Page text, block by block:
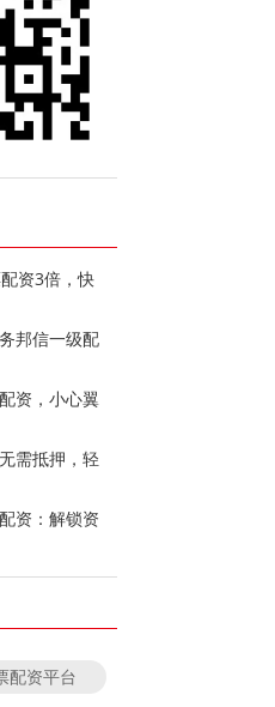
资3倍，快
邦信一级配
资，小心翼
需抵押，轻
资：解锁资
配资平台